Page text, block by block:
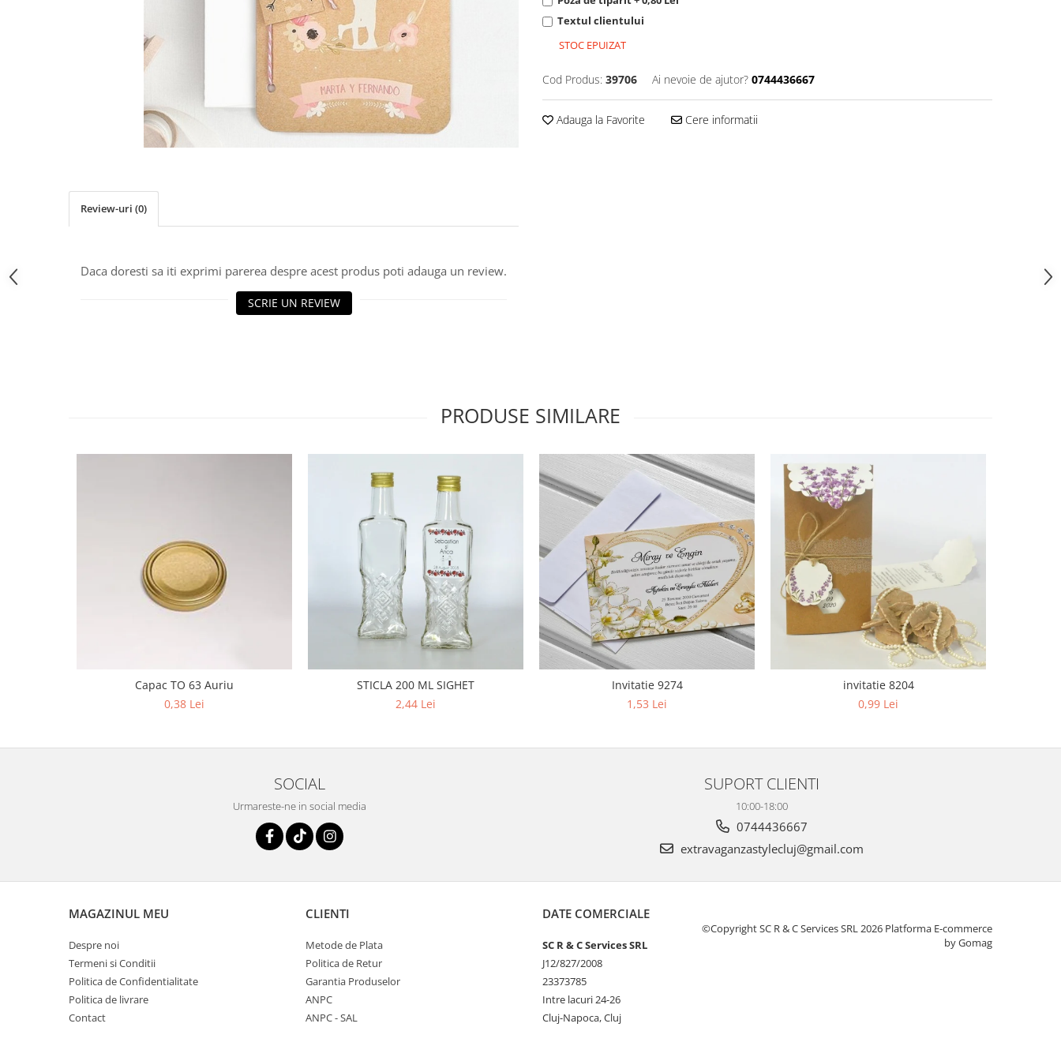
2023 Crăciun
Paste
Toamna și Halloween
Textul clientului
STOC EPUIZAT
Cod Produs: 39706 Ai nevoie de ajutor? 0744436667
Adauga la Favorite Cere informatii
Review-uri (0)
Daca doresti sa iti exprimi parerea despre acest produs poti adauga un review.
SCRIE UN REVIEW
PRODUSE SIMILARE
Capac TO 63 Auriu
0,38 Lei
STICLA 200 ML SIGHET
2,44 Lei
Invitatie 9274
1,53 Lei
invitatie 8204
0,99 Lei
SOCIAL
Urmareste-ne in social media
SUPORT CLIENTI
10:00-18:00
0744436667
extravaganzastylecluj@gmail.com
MAGAZINUL MEU
Despre noi
Termeni si Conditii
Politica de Confidentialitate
Politica de livrare
Contact
CLIENTI
Metode de Plata
Politica de Retur
Garantia Produselor
ANPC
ANPC - SAL
DATE COMERCIALE
SC R & C Services SRL
J12/827/2008
23373785
Intre lacuri 24-26
Cluj-Napoca, Cluj
©Copyright SC R & C Services SRL 2026 Platforma E-commerce
by Gomag